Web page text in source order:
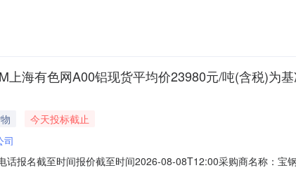
：湿公吨。限价类别：定量、定价定量、定期、定价。价格条款
海有色网A00铝现货平均价23980元/吨(含税)为
今天投标截止
司
报名截至时间报价截至时间2026-08-08T12:00采购商名称：宝
：数量不定、价格定。价格条款：CFR，合同结算价格基准为